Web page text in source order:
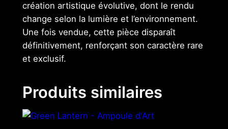
création artistique évolutive, dont le rendu
change selon la lumière et l’environnement.
Une fois vendue, cette pièce disparaît
définitivement, renforçant son caractère rare
et exclusif.
Produits similaires